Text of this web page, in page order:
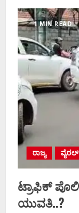
1 MIN READ
ರಾಜ್ಯ ವೈರಲ್
ಟ್ರಾಫಿಕ್
ಯುವತಿ‌..?